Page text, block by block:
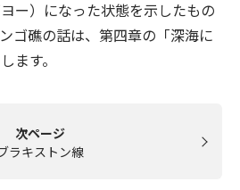
ー）になった状態を示したもの
ゴ礁の話は、第四章の「深海に
ます。
次ページ
ラキストン線